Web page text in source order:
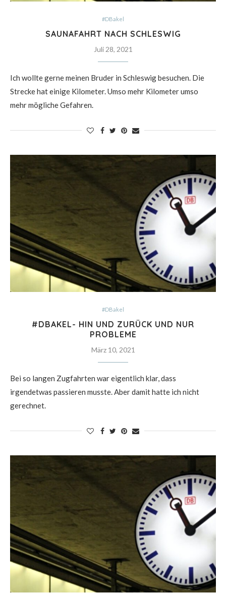
#DBakel
SAUNAFAHRT NACH SCHLESWIG
Juli 28, 2021
Ich wollte gerne meinen Bruder in Schleswig besuchen. Die
Strecke hat einige Kilometer. Umso mehr Kilometer umso
mehr mögliche Gefahren.
#DBakel
#DBAKEL- HIN UND ZURÜCK UND NUR
PROBLEME
März 10, 2021
Bei so langen Zugfahrten war eigentlich klar, dass
irgendetwas passieren musste. Aber damit hatte ich nicht
gerechnet.